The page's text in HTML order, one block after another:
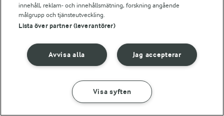
© 2026 Arla Foods
Integritetspolicy
innehåll, reklam- och innehållsmätning, forskning angående
målgrupp och tjänsteutveckling.
Lista över partner (leverantörer)
Jag accepterar
Avvisa alla
Visa syften